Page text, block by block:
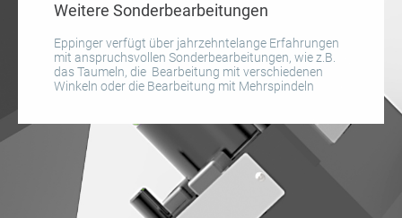
Weitere Sonderbearbeitungen
Eppinger verfügt über jahrzehntelange Erfahrungen
mit anspruchsvollen Sonderbearbeitungen, wie z.B.
das Taumeln, die Bearbeitung mit verschiedenen
Winkeln oder die Bearbeitung mit Mehrspindeln